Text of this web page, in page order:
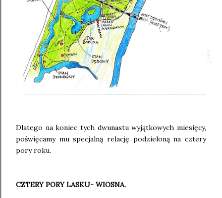
Dlatego na koniec tych dwunastu wyjątkowych miesięcy,
poświęcamy mu specjalną relację podzieloną na cztery
pory roku.
CZTERY PORY LASKU- WIOSNA.